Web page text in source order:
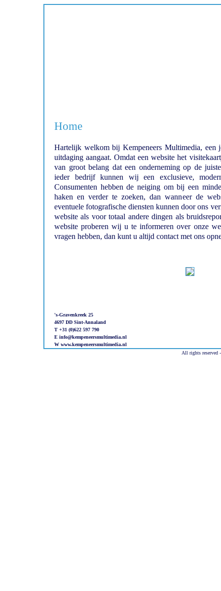
Home
Hartelijk welkom bij Kempeneers Multimedia, een
uitdaging aangaat. Omdat een website het
van groot belang dat een onderneming op de
ieder bedrijf kunnen wij een exclusieve,
Consumenten hebben de neiging om bij een
haken en verder te zoeken, dan wanneer de
eventuele fotografische diensten kunnen door ons
website als voor totaal andere dingen als
website proberen wij u te informeren over onze
vragen hebben, dan kunt u altijd contact met ons
's-Gravenkreek 25
4697 DD Sint-Annaland
T +31 (0)622 597 790
E info@kempeneersmultimedia.nl
W www.kempeneersmultimedia.nl
All rights